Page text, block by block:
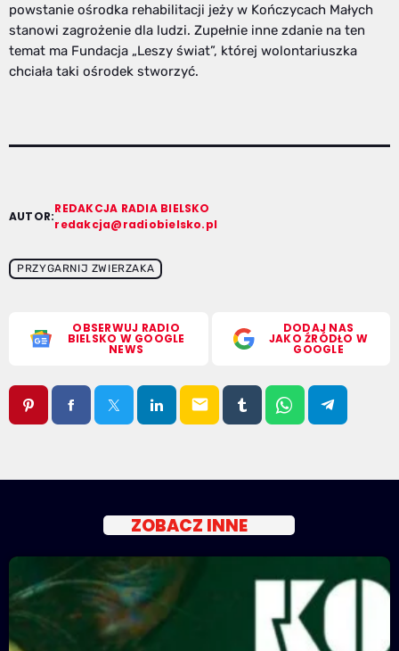
powstanie ośrodka rehabilitacji jeży w Kończycach Małych
stanowi zagrożenie dla ludzi. Zupełnie inne zdanie na ten
temat ma Fundacja „Leszy świat”, której wolontariuszka
chciała taki ośrodek stworzyć.
AUTOR:
REDAKCJA RADIA BIELSKO
redakcja@radiobielsko.pl
PRZYGARNIJ ZWIERZAKA
OBSERWUJ RADIO
BIELSKO W GOOGLE
NEWS
DODAJ NAS
JAKO ŹRÓDŁO W
GOOGLE
email
ZOBACZ INNE